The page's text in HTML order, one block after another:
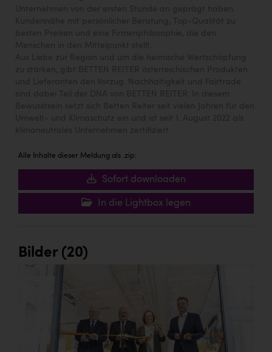
Alle Inhalte dieser Meldung als .zip:
Sofort downloaden
In die Lightbox legen
Bilder (20)